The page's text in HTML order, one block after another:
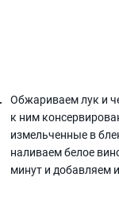
Обжариваем лук и
к ним
измельченные в
наливаем белое
минут и добавляем